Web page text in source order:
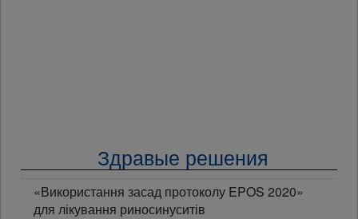
Здравые решения
«Використання засад протоколу EPOS 2020»
для лікування риносинуситів